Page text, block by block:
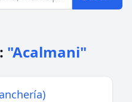
"Acalmani"